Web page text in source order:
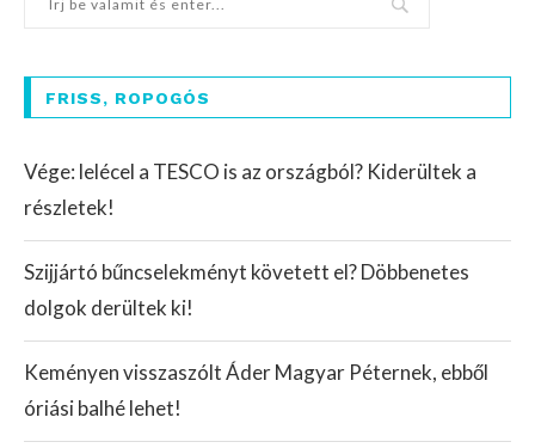
FRISS, ROPOGÓS
Vége: lelécel a TESCO is az országból? Kiderültek a
részletek!
Szijjártó bűncselekményt követett el? Döbbenetes
dolgok derültek ki!
Keményen visszaszólt Áder Magyar Péternek, ebből
óriási balhé lehet!